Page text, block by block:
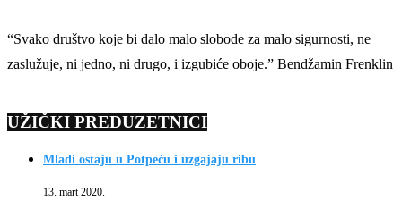
“Svako društvo koje bi dalo malo slobode za malo sigurnosti, ne
zaslužuje, ni jedno, ni drugo, i izgubiće oboje.” Bendžamin Frenklin
UŽIČKI PREDUZETNICI
Mladi ostaju u Potpeću i uzgajaju ribu
13. mart 2020.